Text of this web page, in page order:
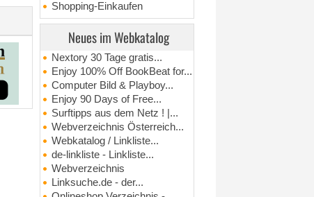
Shopping-Einkaufen
Neues im Webkatalog
Nextory 30 Tage gratis...
Enjoy 100% Off BookBeat for...
Computer Bild & Playboy...
Enjoy 90 Days of Free...
Surftipps aus dem Netz ! |...
Webverzeichnis Österreich...
Webkatalog / Linkliste...
de-linkliste - Linkliste...
Webverzeichnis
Linksuche.de - der...